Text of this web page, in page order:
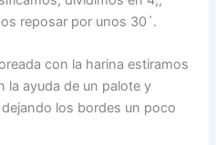
reposar por unos 30´.
con la harina estiramos
la ayuda de un palote y
los bordes un poco